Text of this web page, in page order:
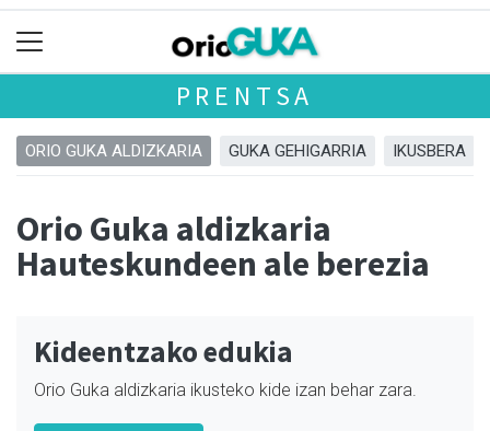
PRENTSA
ORIO GUKA ALDIZKARIA GUKA GEHIGARRIA IKUSBERA
Orio Guka aldizkaria
Hauteskundeen ale berezia
Kideentzako edukia
Orio Guka aldizkaria ikusteko kide izan behar zara.